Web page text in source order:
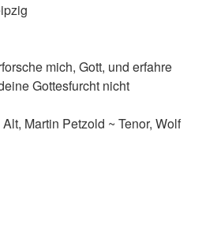
mich, Gott, und erfahre
Gottesfurcht nicht
Martin Petzold ~ Tenor, Wolf